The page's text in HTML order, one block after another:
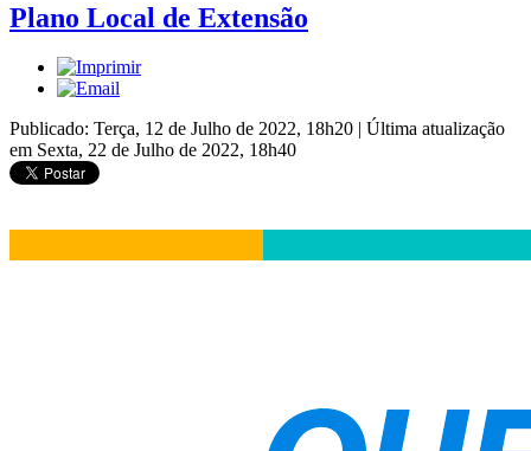
Plano Local de Extensão
Publicado: Terça, 12 de Julho de 2022, 18h20 | Última atualização
em Sexta, 22 de Julho de 2022, 18h40